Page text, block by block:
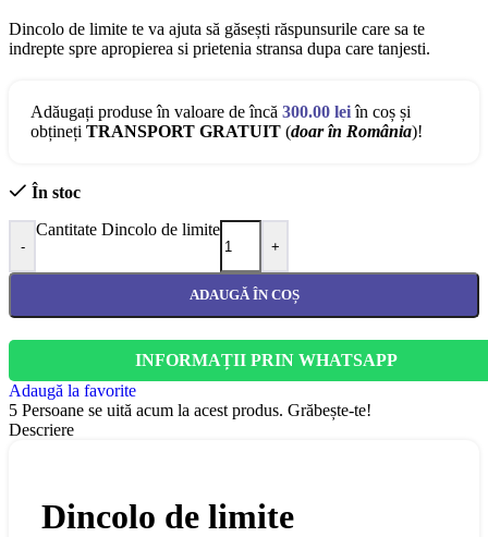
Dincolo de limite te va ajuta să găsești răspunsurile care sa te
indrepte spre apropierea si prietenia stransa dupa care tanjesti.
Adăugați produse în valoare de încă 300.00 leiîn coș și
obțineți TRANSPORT GRATUIT (doar în România)!
În stoc
-
Cantitate Dincolo de limite
+
ADAUGĂ ÎN COȘ
INFORMAȚII PRIN WHATSAPP
Adaugă la favorite
5 Persoane se uită acum la acest produs. Grăbește-te!
Descriere
Dincolo de limite